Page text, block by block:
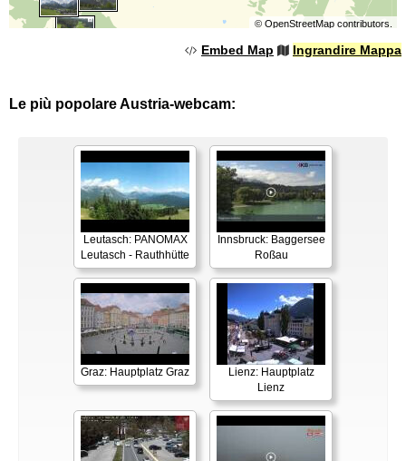
© OpenStreetMapcontributors.
Embed Map Ingrandire Mappa
Le più popolare Austria-webcam:
Leutasch: PANOMAX
Leutasch - Rauthhütte
Innsbruck: Baggersee
Roßau
Graz: Hauptplatz Graz
Lienz: Hauptplatz
Lienz